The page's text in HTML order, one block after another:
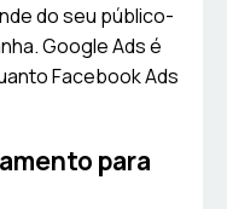
do seu público-
Google Ads é
Facebook Ads
para